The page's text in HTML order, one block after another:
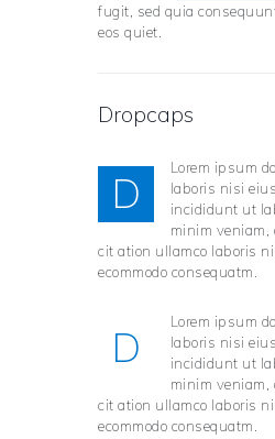
fugit, sed quia
eos quiet.
Dropcaps
D
Lorem ipsum
laboris nisi
incididunt ut
minim veniam,
cit ation ullamco laboris
ecommodo consequatm.
D
Lorem ipsum
laboris nisi
incididunt ut
minim veniam,
cit ation ullamco laboris
ecommodo consequatm.